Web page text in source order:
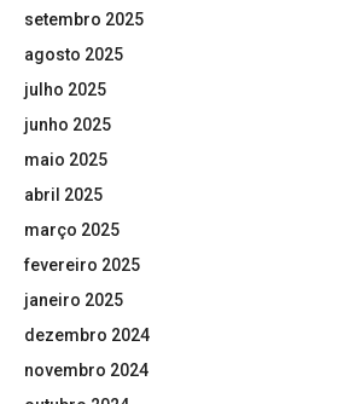
setembro 2025
agosto 2025
julho 2025
junho 2025
maio 2025
abril 2025
março 2025
fevereiro 2025
janeiro 2025
dezembro 2024
novembro 2024